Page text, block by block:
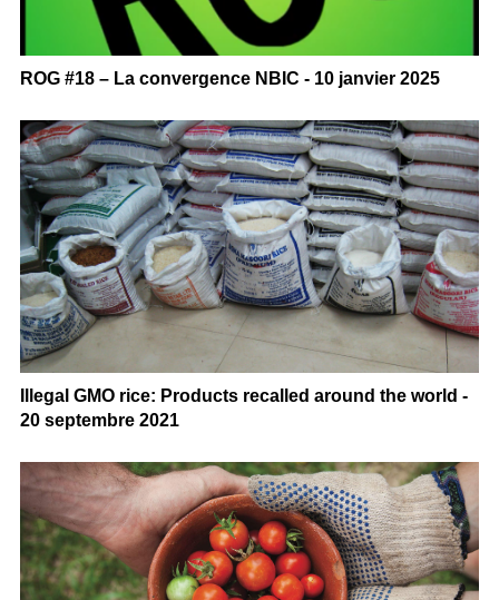
ROG #18 – La convergence NBIC - 10 janvier 2025
Illegal GMO rice: Products recalled around the world -
20 septembre 2021